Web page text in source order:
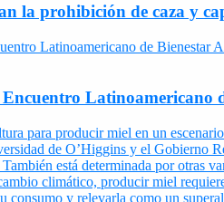
la prohibición de caza y
Encuentro